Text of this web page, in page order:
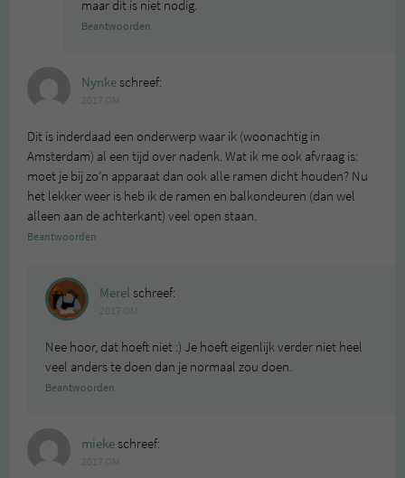
maar dit is niet nodig.
Beantwoorden
Nynkeschreef:
Dit is inderdaad een onderwerp waar ik (woonachtig in
Amsterdam) al een tijd over nadenk. Wat ik me ook afvraag is:
moet je bij zo’n apparaat dan ook alle ramen dicht houden? Nu
het lekker weer is heb ik de ramen en balkondeuren (dan wel
alleen aan de achterkant) veel open staan.
Beantwoorden
Merel schreef:
Nee hoor, dat hoeft niet :) Je hoeft eigenlijk verder niet heel
veel anders te doen dan je normaal zou doen.
Beantwoorden
miekeschreef: